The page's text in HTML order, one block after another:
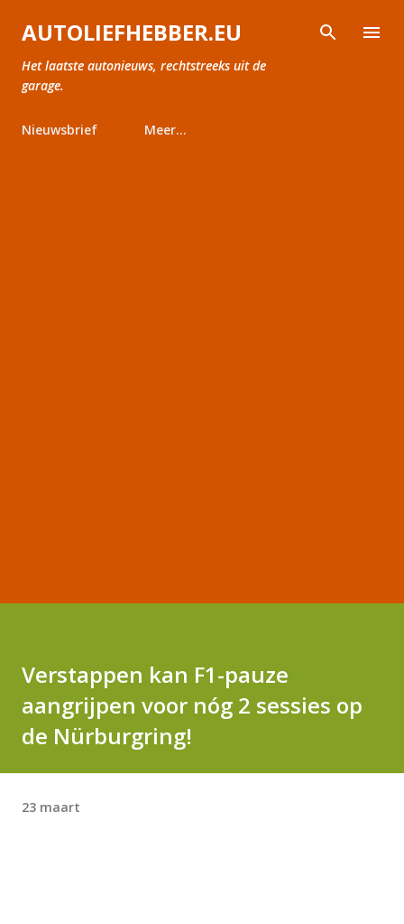
Doorgaan naar hoofdcontent
AUTOLIEFHEBBER.EU
Het laatste autonieuws, rechtstreeks uit de
garage.
Nieuwsbrief Meer…
Verstappen kan F1-pauze
aangrijpen voor nóg 2 sessies op
de Nürburgring!
23 maart